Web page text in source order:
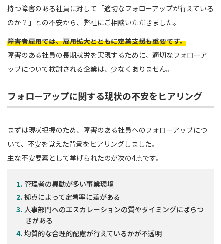
持つ障害のある社員に対して「適切なフォローアップが行えている
のか？」との不安から、弊社にご相談いただきました。
障害者雇用では、雇用拡大とともに定着支援も重要です。
障害のある社員の長期就労を実現するために、適切なフォローア
ップについて検討される企業は、少なくありません。
フォローアップに関する現状の不安をヒアリング
まずは現状把握のため、障害のある社員へのフォローアップにつ
いて、不安を覚えた背景をヒアリングしました。
主な不安要素として挙げられたのが次の4点です。
管理者の異動が多い事業環境
拠点によって定着率に差がある
人事部門へのエスカレーションの質やタイミングにばらつ
きがある
均質的な合理的配慮が行えているかが不透明